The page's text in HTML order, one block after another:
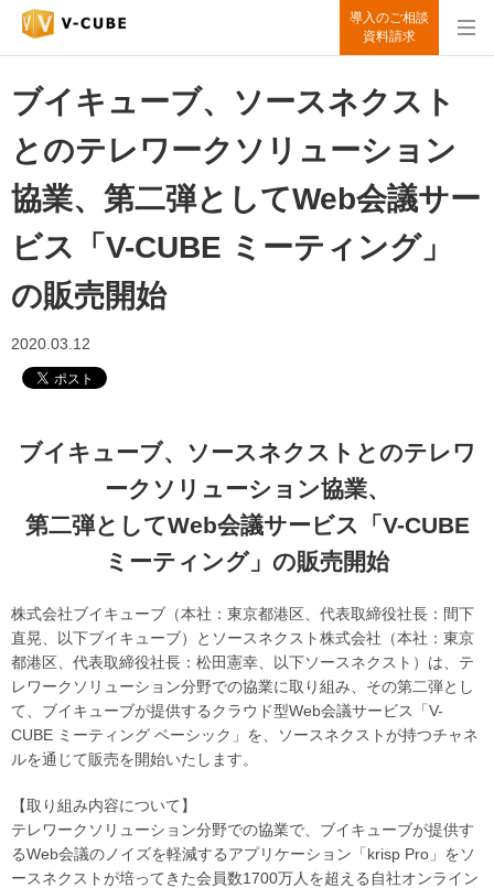
導入のご相談
資料請求
ブイキューブ、ソースネクスト
とのテレワークソリューション
協業、第二弾としてWeb会議サー
ビス「V-CUBE ミーティング」
の販売開始
2020.03.12
ブイキューブ、ソースネクストとのテレワ
ークソリューション協業、
第二弾としてWeb会議サービス「V-CUBE
ミーティング」の販売開始
株式会社ブイキューブ（本社：東京都港区、代表取締役社長：間下
直晃、以下ブイキューブ）とソースネクスト株式会社（本社：東京
都港区、代表取締役社長：松田憲幸、以下ソースネクスト）は、テ
レワークソリューション分野での協業に取り組み、その第二弾とし
て、ブイキューブが提供するクラウド型Web会議サービス「V-
CUBE ミーティング ベーシック」を、ソースネクストが持つチャネ
ルを通じて販売を開始いたします。
【取り組み内容について】
テレワークソリューション分野での協業で、ブイキューブが提供す
るWeb会議のノイズを軽減するアプリケーション「krisp Pro」をソ
ースネクストが培ってきた会員数1700万人を超える自社オンライン